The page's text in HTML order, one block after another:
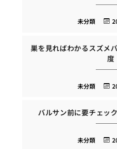
未分類
巣を見ればわかるスズメ
度
未分類
バルサン前に要チェッ
未分類